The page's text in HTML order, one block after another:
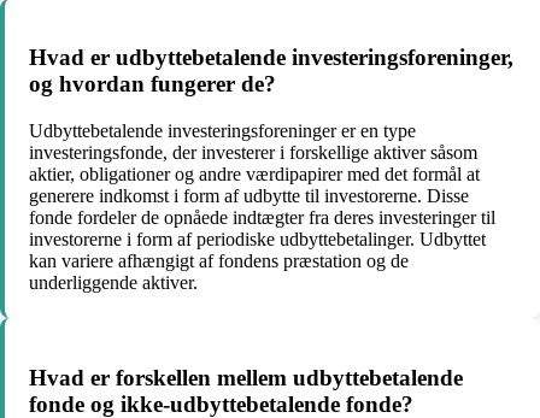
Hvad er udbyttebetalende investeringsforeninger,
og hvordan fungerer de?
Udbyttebetalende investeringsforeninger er en type
investeringsfonde, der investerer i forskellige aktiver såsom
aktier, obligationer og andre værdipapirer med det formål at
generere indkomst i form af udbytte til investorerne. Disse
fonde fordeler de opnåede indtægter fra deres investeringer til
investorerne i form af periodiske udbyttebetalinger. Udbyttet
kan variere afhængigt af fondens præstation og de
underliggende aktiver.
Hvad er forskellen mellem udbyttebetalende
fonde og ikke-udbyttebetalende fonde?